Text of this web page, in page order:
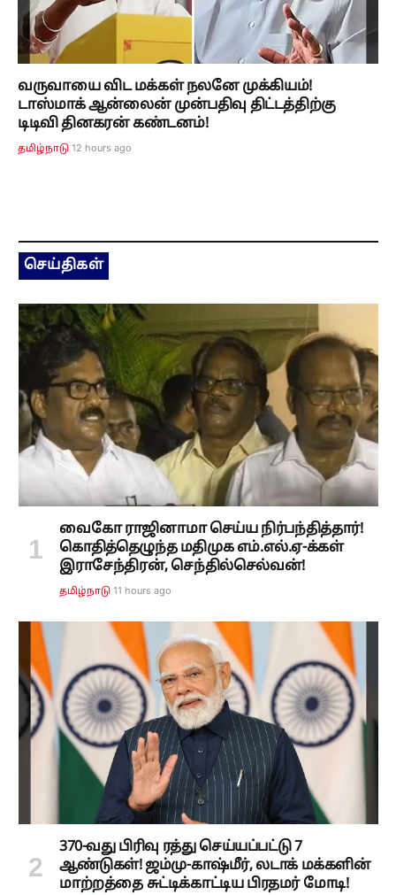
வருவாயை விட மக்கள் நலனே முக்கியம்!
டாஸ்மாக் ஆன்லைன் முன்பதிவு திட்டத்திற்கு
டிடிவி தினகரன் கண்டனம்!
தமிழ்நாடு 12 hours ago
செய்திகள்
வைகோ ராஜினாமா செய்ய நிர்பந்தித்தார்!
கொதித்தெழுந்த மதிமுக எம்.எல்.ஏ-க்கள்
இராசேந்திரன், செந்தில்செல்வன்!
தமிழ்நாடு 11 hours ago
370-வது பிரிவு ரத்து செய்யப்பட்டு 7
ஆண்டுகள்! ஜம்மு-காஷ்மீர், லடாக் மக்களின்
மாற்றத்தை சுட்டிக்காட்டிய பிரதமர் மோடி!